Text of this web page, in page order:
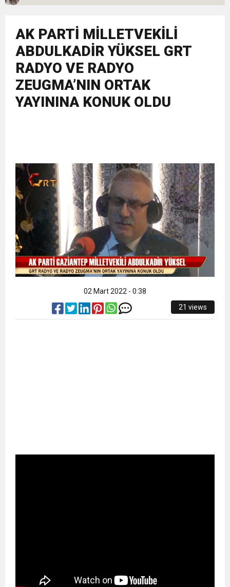
11:32 Dr. Öcük, karın germe estetiği ile ilgili bilgi verdi
10:45 Terör Örgütüne MİT’ten Darbe!
AK PARTİ MİLLETVEKİLİ
ABDULKADİR YÜKSEL GRT
RADYO VE RADYO
ZEUGMA’NIN ORTAK
YAYININA KONUK OLDU
02 Mart 2022 - 0:38
21 views